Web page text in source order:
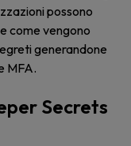
possono
come vengono
generandone
MFA.
Secrets